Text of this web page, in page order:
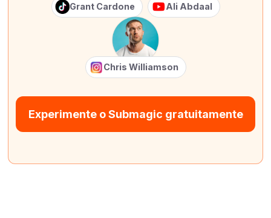
Grant Cardone Ali Abdaal
Chris Williamson
Experimente o Submagic gratuitamente